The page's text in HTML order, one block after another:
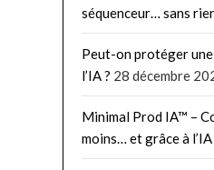
séquenceur… sans
Peut-on protéger une
l’IA ? 28 décembre
Minimal Prod IA™ –
moins… et grâce à l’IA